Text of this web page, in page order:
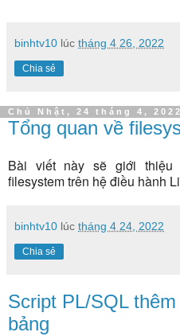
binhtv10 lúc tháng 4 26, 2022
Chia sẻ
Chủ Nhật, 24 tháng 4, 2022
Tổng quan về
Bài viết này sẽ giới
filesystem trên hệ điều hành
binhtv10 lúc tháng 4 24, 2022
Chia sẻ
Script PL/SQL
bảng